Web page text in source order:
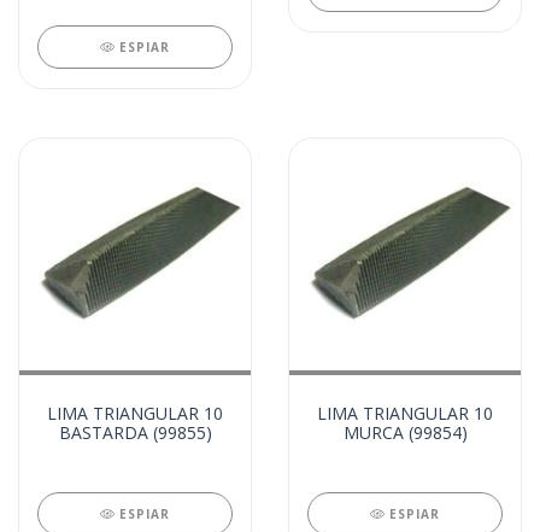
ESPIAR
LIMA TRIANGULAR 10
BASTARDA (99855)
ESPIAR
LIMA TRIANGULAR 10
MURCA (99854)
ESPIAR